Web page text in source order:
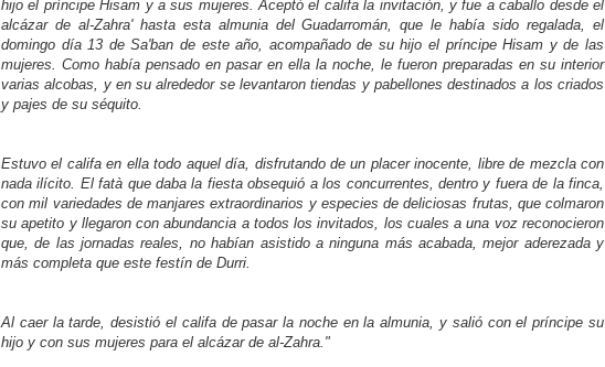
hijo el príncipe Hisam y a sus mujeres. Aceptó el califa la invitación, y fue a caballo desde el
alcázar de al-Zahra' hasta esta almunia del Guadarromán, que le había sido regalada, el
domingo día 13 de Sa'ban de este año, acompañado de su hijo el príncipe Hisam y de las
mujeres. Como había pensado en pasar en ella la noche, le fueron preparadas en su interior
varias alcobas, y en su alrededor se levantaron tiendas y pabellones destinados a los criados
y pajes de su séquito.
Estuvo el califa en ella todo aquel día, disfrutando de un placer inocente, libre de mezcla con
nada ilícito. El fatà que daba la fiesta obsequió a los concurrentes, dentro y fuera de la finca,
con mil variedades de manjares extraordinarios y especies de deliciosas frutas, que colmaron
su apetito y llegaron con abundancia a todos los invitados, los cuales a una voz reconocieron
que, de las jornadas reales, no habían asistido a ninguna más acabada, mejor aderezada y
más completa que este festín de Durri.
Al caer la tarde, desistió el califa de pasar la noche en la almunia, y salió con el príncipe su
hijo y con sus mujeres para el alcázar de al-Zahra."